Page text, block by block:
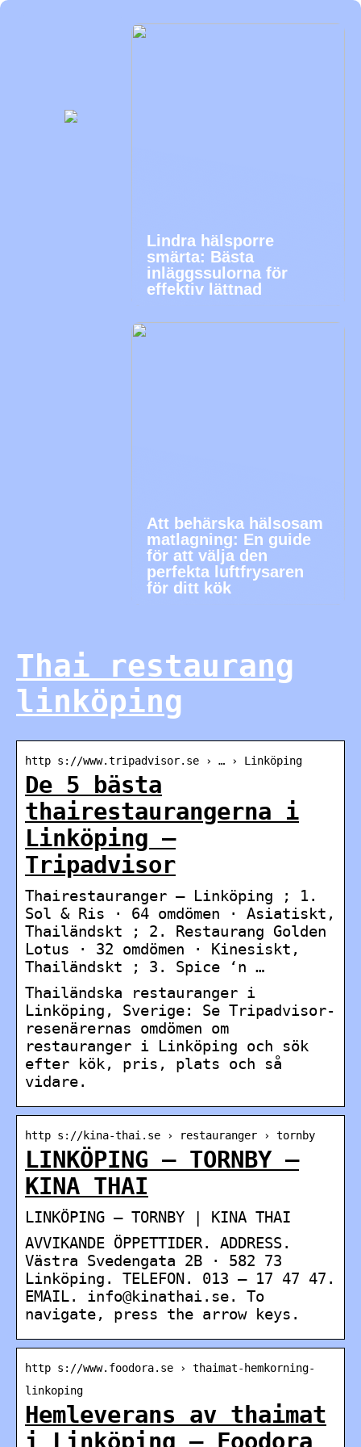
Lindra hälsporre
smärta: Bästa
inläggssulorna för
effektiv lättnad
Att behärska hälsosam
matlagning: En guide
för att välja den
perfekta luftfrysaren
för ditt kök
Thai restaurang
linköping
http s://www.tripadvisor.se › … › Linköping
De 5 bästa
thairestaurangerna i
Linköping –
Tripadvisor
Thairestauranger – Linköping ; 1.
Sol & Ris · 64 omdömen · Asiatiskt,
Thailändskt ; 2. Restaurang Golden
Lotus · 32 omdömen · Kinesiskt,
Thailändskt ; 3. Spice ‘n …
Thailändska restauranger i
Linköping, Sverige: Se Tripadvisor-
resenärernas omdömen om
restauranger i Linköping och sök
efter kök, pris, plats och så
vidare.
http s://kina-thai.se › restauranger › tornby
LINKÖPING – TORNBY –
KINA THAI
LINKÖPING – TORNBY | KINA THAI
AVVIKANDE ÖPPETTIDER. ADDRESS.
Västra Svedengata 2B · 582 73
Linköping. TELEFON. 013 – 17 47 47.
EMAIL. info@kinathai.se. To
navigate, press the arrow keys.
http s://www.foodora.se › thaimat-hemkorning-
linkoping
Hemleverans av thaimat